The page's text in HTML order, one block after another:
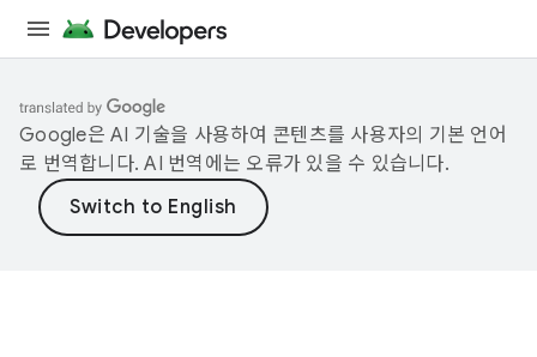
Google은 AI 기술을 사용하여 콘텐츠를 사용자의 기본 언어
로 번역합니다. AI 번역에는 오류가 있을 수 있습니다.